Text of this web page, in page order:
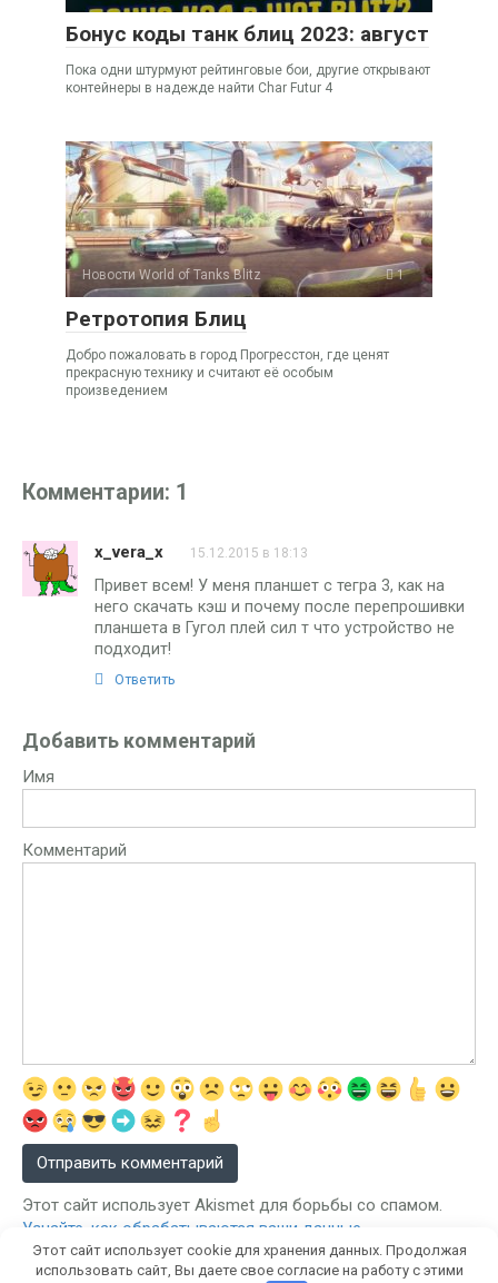
Бонус коды танк блиц 2023: август
Пока одни штурмуют рейтинговые бои, другие открывают
контейнеры в надежде найти Char Futur 4
Новости World of Tanks Blitz 1
Ретротопия Блиц
Добро пожаловать в город Прогресстон, где ценят
прекрасную технику и считают её особым
произведением
Комментарии: 1
x_vera_x 15.12.2015 в 18:13
Привет всем! У меня планшет с тегра 3, как на
него скачать кэш и почему после перепрошивки
планшета в Гугол плей сил т что устройство не
подходит!
Ответить
Добавить комментарий
Имя
Комментарий
Этот сайт использует Akismet для борьбы со спамом.
Узнайте, как обрабатываются ваши данные
комментариев.
Этот сайт использует cookie для хранения данных. Продолжая
использовать сайт, Вы даете свое согласие на работу с этими